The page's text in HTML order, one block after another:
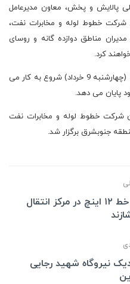
پالایش و پخش، معاون مدیرعامل
خطوط لوله و مخابرات نفت،
مناطق دوازده گانه و روسای
کرد.
لازم به ذکر است، گردهمایی مذکور فردا (چهارشنبه 9 خرداد) شروع به کار می
شرکت خطوط لوله و مخابرات نفت
جنوبشرق برگزار شد.
نصب اکچوایتور کنترل ولو خط ۱۲ اینچ در مرکز انتقال
نیروگاه شهید رجایی